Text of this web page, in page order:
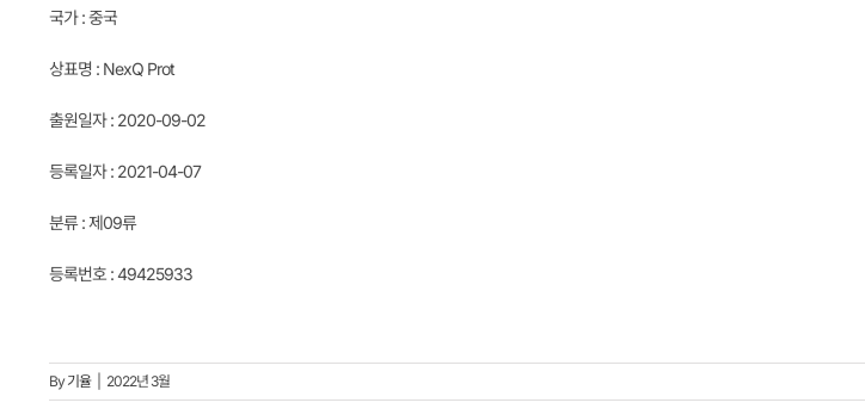
국가 : 중국
상표명 : NexQ Prot
출원일자 : 2020-09-02
등록일자 : 2021-04-07
분류 : 제09류
등록번호 : 49425933
By기율 2022년 3월